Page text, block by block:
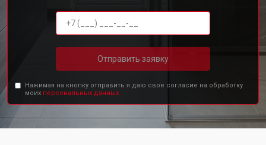
Отправить заявку
Нажимая на кнопку отправить я даю свое согласие на обработку
моих персональных данных.